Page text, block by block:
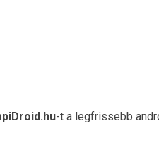
-t a legfrissebb